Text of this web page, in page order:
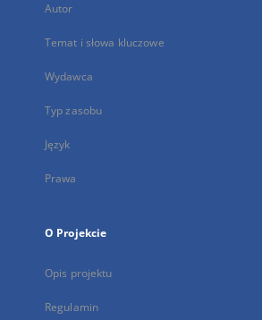
Autor
Temat i słowa kluczowe
Wydawca
Typ zasobu
Język
Prawa
O Projekcie
Opis projektu
Regulamin